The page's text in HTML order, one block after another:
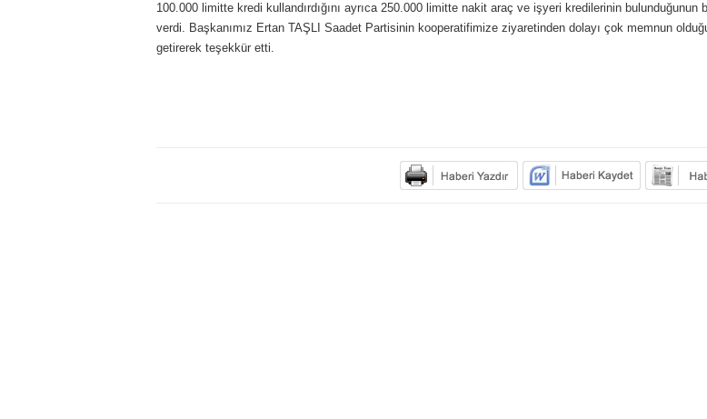
100.000 limitte kredi kullandırdığını ayrıca 250.000 limitte nakit araç ve işyeri kredilerinin bulunduğunun
verdi. Başkanımız Ertan TAŞLI Saadet Partisinin kooperatifimize ziyaretinden dolayı çok memnun
getirerek teşekkür etti.